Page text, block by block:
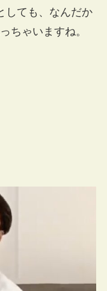
しても、なんだか
ちゃいますね。